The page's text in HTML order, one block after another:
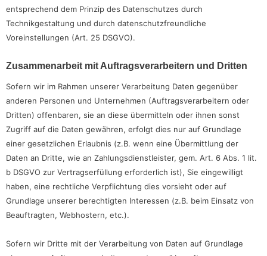
entsprechend dem Prinzip des Datenschutzes durch
Technikgestaltung und durch datenschutzfreundliche
Voreinstellungen (Art. 25 DSGVO).
Zusammenarbeit mit Auftragsverarbeitern und Dritten
Sofern wir im Rahmen unserer Verarbeitung Daten gegenüber
anderen Personen und Unternehmen (Auftragsverarbeitern oder
Dritten) offenbaren, sie an diese übermitteln oder ihnen sonst
Zugriff auf die Daten gewähren, erfolgt dies nur auf Grundlage
einer gesetzlichen Erlaubnis (z.B. wenn eine Übermittlung der
Daten an Dritte, wie an Zahlungsdienstleister, gem. Art. 6 Abs. 1 lit.
b DSGVO zur Vertragserfüllung erforderlich ist), Sie eingewilligt
haben, eine rechtliche Verpflichtung dies vorsieht oder auf
Grundlage unserer berechtigten Interessen (z.B. beim Einsatz von
Beauftragten, Webhostern, etc.).
Sofern wir Dritte mit der Verarbeitung von Daten auf Grundlage